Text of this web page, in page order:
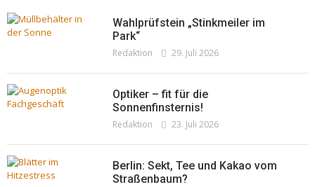
Wahlprüfstein „Stinkmeiler im
Park“
Redaktion 29. Juli 2026
Optiker – fit für die
Sonnenfinsternis!
Redaktion 23. Juli 2026
Berlin: Sekt, Tee und Kakao vom
Straßenbaum?